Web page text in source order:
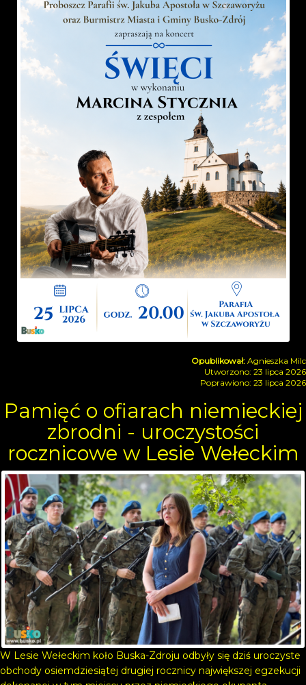
Agnieszka Milc
Utworzono: 23 lipca 2026
Poprawiono: 23 lipca 2026
Pamięć o ofiarach niemieckiej
zbrodni - uroczystości
rocznicowe w Lesie Wełeckim
W Lesie Wełeckim koło Buska-Zdroju odbyły się dziś uroczyste
obchody osiemdziesiątej drugiej rocznicy największej egzekucji